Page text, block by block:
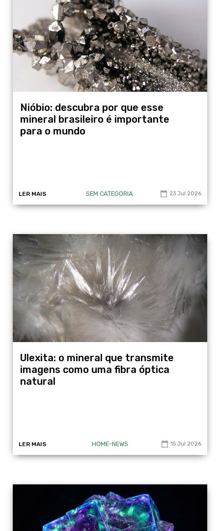
Nióbio: descubra por que esse
mineral brasileiro é importante
para o mundo
LER MAIS SEM CATEGORIA 23 Jul 2026
Ulexita: o mineral que transmite
imagens como uma fibra óptica
natural
LER MAIS HOME-NEWS 15 Jul 2026